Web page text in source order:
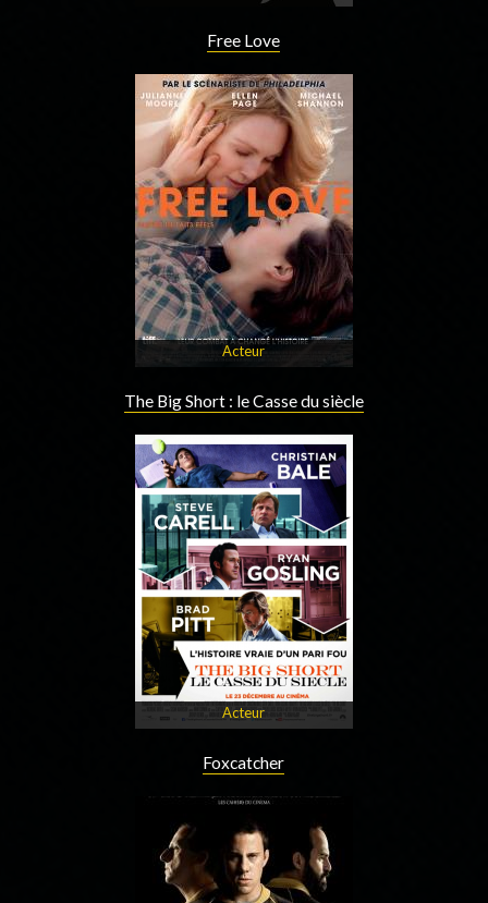
Free Love
Acteur
The Big Short : le Casse du siècle
Acteur
Foxcatcher